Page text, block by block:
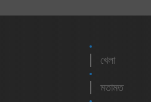
খেলা
মতামত